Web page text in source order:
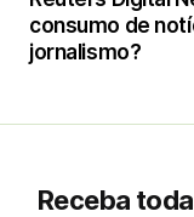
consumo de
jornalismo?
Receba